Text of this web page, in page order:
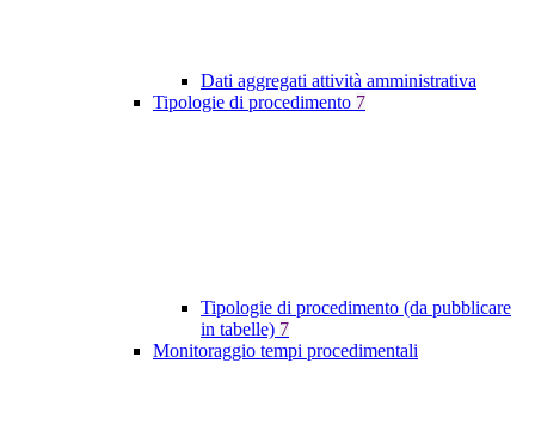
Dati aggregati attività amministrativa
Tipologie di procedimento 7
Tipologie di procedimento (da pubblicare
in tabelle) 7
Monitoraggio tempi procedimentali